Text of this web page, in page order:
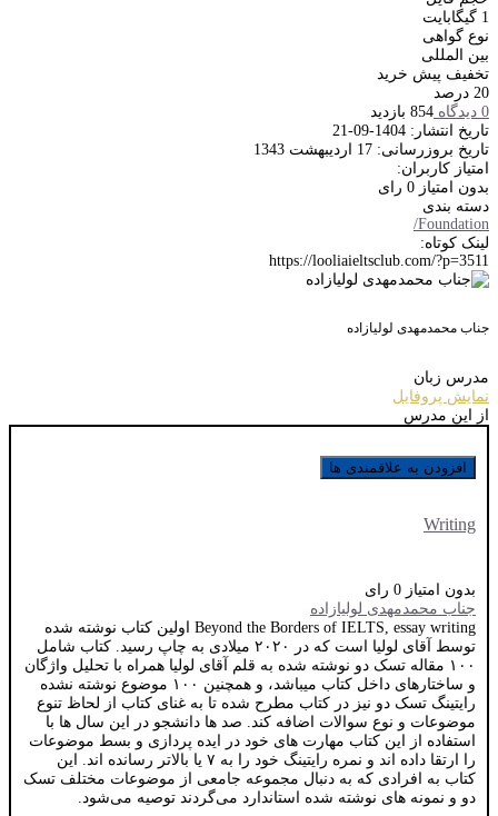
1 گیگابایت
نوع گواهی
بین المللی
تخفیف پیش خرید
20 درصد
0 دیدگاه
854 بازدید
تاریخ انتشار: 1404-09-21
تاریخ بروزرسانی: 17 اردیبهشت 1343
امتیاز کاربران:
بدون امتیاز 0 رای
دسته بندی
Foundation
/
لینک کوتاه:
https://looliaieltsclub.com/?p=3511
جناب محمدمهدی لولیازاده
مدرس زبان
نمایش پروفایل
از این مدرس
افزودن به علاقمندی ها
Writing
بدون امتیاز 0 رای
جناب محمدمهدی لولیازاده
Beyond the Borders of IELTS, essay writing اولین کتاب نوشته شده
توسط آقای لولیا است که در ۲۰۲۰ میلادی به چاپ رسید. کتاب شامل
۱۰۰ مقاله تسک دو نوشته شده به قلم آقای لولیا همراه با تحلیل واژگان
و ساختارهای داخل کتاب میباشد، و همچنین ۱۰۰ موضوع نوشته نشده
رایتینگ تسک دو نیز در کتاب مطرح شده تا به غنای کتاب از لحاظ تنوع
موضوعات و نوع سوالات اضافه کند. صد ها دانشجو در این سال ها با
استفاده از این کتاب مهارت های خود در ایده پردازی و بسط موضوعات
را ارتقا داده اند و نمره رایتینگ خود را به ۷ یا بالاتر رسانده اند.‌ این
کتاب به افرادی که به دنبال مجموعه جامعی از موضوعات مختلف تسک
دو و نمونه های نوشته شده استاندارد می‌گردند توصیه می‌شود.